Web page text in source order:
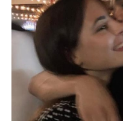
Yasemin Acar
Thiago
nell’organizzazione della
L’azione fa parte di una
partecipata
contro
delegazione stava
Sidi Bou Said quando è